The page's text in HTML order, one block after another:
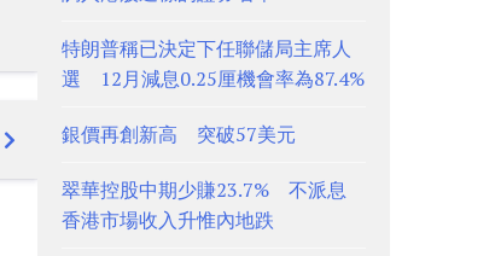
特朗普稱已決定下任聯儲局主席人
選 12月減息0.25厘機會率為87.4%
銀價再創新高 突破57美元
翠華控股中期少賺23.7% 不派息
香港市場收入升惟內地跌